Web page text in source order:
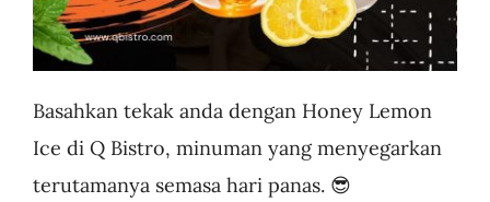
Basahkan tekak anda dengan Honey Lemon
Ice di Q Bistro, minuman yang menyegarkan
terutamanya semasa hari panas. 😎